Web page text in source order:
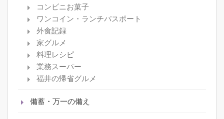
コンビニお菓子
ワンコイン・ランチパスポート
外食記録
家グルメ
料理レシピ
業務スーパー
福井の帰省グルメ
備蓄・万一の備え